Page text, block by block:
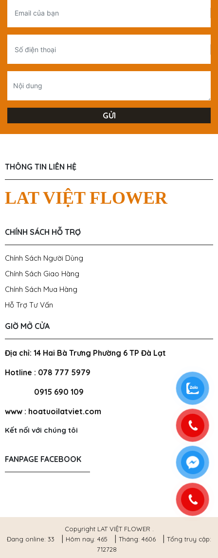
THÔNG TIN LIÊN HỆ
LAT VIỆT FLOWER
CHÍNH SÁCH HỖ TRỢ
Chính Sách Người Dùng
Chính Sách Giao Hàng
Chính Sách Mua Hàng
Hỗ Trợ Tư Vấn
GIỜ MỞ CỬA
Địa chỉ: 14 Hai Bà Trưng Phường 6 TP Đà Lạt
Hotline : 078 777 5979
0915 690 109
www : hoatuoilatviet.com
Kết nối với chúng tôi
FANPAGE FACEBOOK
Copyright LAT VIỆT FLOWER .
Đang online: 33
Hôm nay: 465 Tháng: 4606
Tổng truy cập:
712728